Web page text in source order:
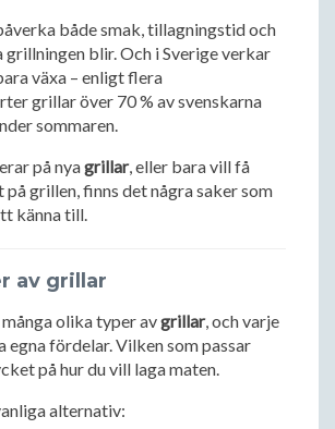
både smak, tillagningstid och
grillningen blir. Och i Sverige verkar
växa – enligt flera
grillar över 70 % av svenskarna
sommaren.
på nyagrillar, eller bara vill få
grillen, finns det några saker som
känna till.
av grillar
olika typer avgrillar, och varje
egna fördelar. Vilken som passar
på hur du vill laga maten.
alternativ: